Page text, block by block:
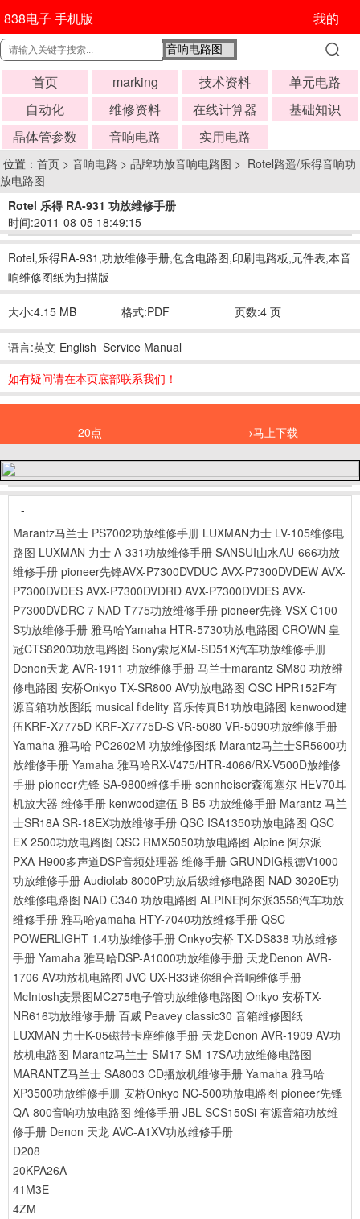
838电子 手机版 我的
首页 marking 技术资料
单元电路
自动化
维修资料 在线计算器
基础知识
晶体管参数
音响电路 实用电路
位置： 首页 > 音响电路 > 品牌功放音响电路图 > Rotel路遥/乐得音响功
放电路图
Rotel 乐得 RA-931 功放维修手册
时间:2011-08-05 18:49:15
Rotel,乐得RA-931,功放维修手册,包含电路图,印刷电路板,元件表,本音
响维修图纸为扫描版
大小:4.15 MB 格式:PDF 页数:4 页
语言:英文 English Service Manual
如有疑问请在本页底部联系我们！
20点 →马上下载
-
Marantz马兰士 PS7002功放维修手册 LUXMAN力士 LV-105维修电
路图 LUXMAN 力士 A-331功放维修手册 SANSUI山水AU-666功放
维修手册 pioneer先锋AVX-P7300DVDUC AVX-P7300DVDEW AVX-
P7300DVDES AVX-P7300DVDRD AVX-P7300DVDES AVX-
P7300DVDRC 7 NAD T775功放维修手册 pioneer先锋 VSX-C100-
S功放维修手册 雅马哈Yamaha HTR-5730功放电路图 CROWN 皇
冠CTS8200功放电路图 Sony索尼XM-SD51X汽车功放维修手册
Denon天龙 AVR-1911 功放维修手册 马兰士marantz SM80 功放维
修电路图 安桥Onkyo TX-SR800 AV功放电路图 QSC HPR152F有
源音箱功放图纸 musical fidelity 音乐传真B1功放电路图 kenwood建
伍KRF-X7775D KRF-X7775D-S VR-5080 VR-5090功放维修手册
Yamaha 雅马哈 PC2602M 功放维修图纸 Marantz马兰士SR5600功
放维修手册 Yamaha 雅马哈RX-V475/HTR-4066/RX-V500D放维修
手册 pioneer先锋 SA-9800维修手册 sennheiser森海塞尔 HEV70耳
机放大器 维修手册 kenwood建伍 B-B5 功放维修手册 Marantz 马兰
士SR18A SR-18EX功放维修手册 QSC ISA1350功放电路图 QSC
EX 2500功放电路图 QSC RMX5050功放电路图 Alpine 阿尔派
PXA-H900多声道DSP音频处理器 维修手册 GRUNDIG根德V1000
功放维修手册 Audiolab 8000P功放后级维修电路图 NAD 3020E功
放维修电路图 NAD C340 功放电路图 ALPINE阿尔派3558汽车功放
维修手册 雅马哈yamaha HTY-7040功放维修手册 QSC
POWERLIGHT 1.4功放维修手册 Onkyo安桥 TX-DS838 功放维修
手册 Yamaha 雅马哈DSP-A1000功放维修手册 天龙Denon AVR-
1706 AV功放机电路图 JVC UX-H33迷你组合音响维修手册
McIntosh麦景图MC275电子管功放维修电路图 Onkyo 安桥TX-
NR616功放维修手册 百威 Peavey classic30 音箱维修图纸
LUXMAN 力士K-05磁带卡座维修手册 天龙Denon AVR-1909 AV功
放机电路图 Marantz马兰士-SM17 SM-17SA功放维修电路图
MARANTZ马兰士 SA8003 CD播放机维修手册 Yamaha 雅马哈
XP3500功放维修手册 安桥Onkyo NC-500功放电路图 pioneer先锋
QA-800音响功放电路图 维修手册 JBL SCS150Si 有源音箱功放维
修手册 Denon 天龙 AVC-A1XV功放维修手册
D208
20KPA26A
41M3E
4ZM